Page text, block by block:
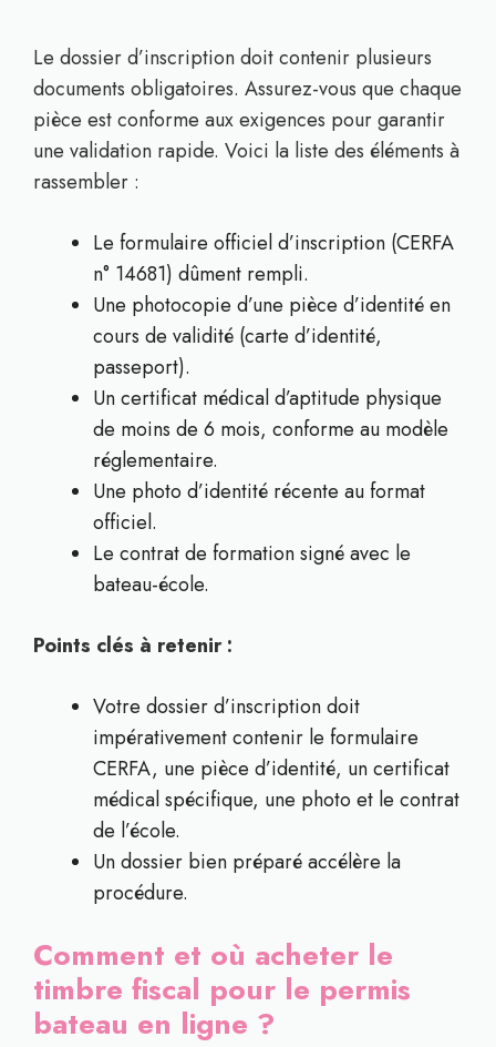
Le dossier d’inscription doit contenir plusieurs
documents obligatoires. Assurez-vous que chaque
pièce est conforme aux exigences pour garantir
une validation rapide. Voici la liste des éléments à
rassembler :
Le formulaire officiel d’inscription (CERFA
n° 14681) dûment rempli.
Une photocopie d’une pièce d’identité en
cours de validité (carte d’identité,
passeport).
Un certificat médical d’aptitude physique
de moins de 6 mois, conforme au modèle
réglementaire.
Une photo d’identité récente au format
officiel.
Le contrat de formation signé avec le
bateau-école.
Points clés à retenir :
Votre dossier d’inscription doit
impérativement contenir le formulaire
CERFA, une pièce d’identité, un certificat
médical spécifique, une photo et le contrat
de l’école.
Un dossier bien préparé accélère la
procédure.
Comment et où acheter le
timbre fiscal pour le permis
bateau en ligne ?